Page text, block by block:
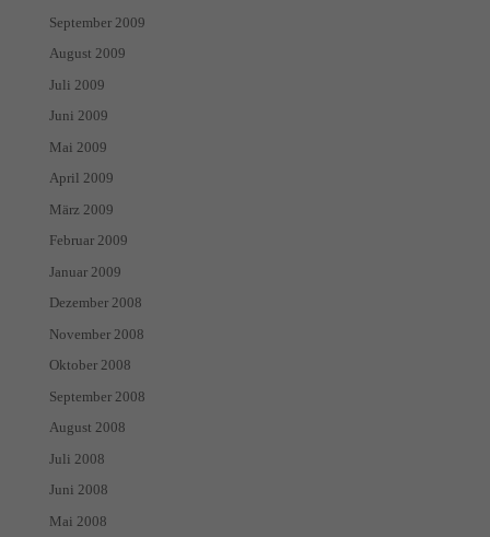
September 2009
August 2009
Juli 2009
Juni 2009
Mai 2009
April 2009
März 2009
Februar 2009
Januar 2009
Dezember 2008
November 2008
Oktober 2008
September 2008
August 2008
Juli 2008
Juni 2008
Mai 2008